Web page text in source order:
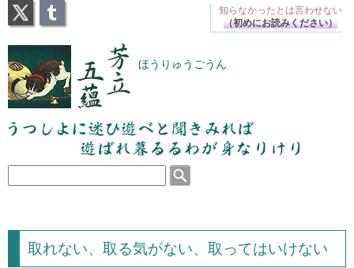
芳立五蘊 ほうりゅうごうん
うつしよに迷ひ遊べと聞きみれば遊ばれ暮るるわが
身なりけり
取れない、取る気がない、取ってはいけない
知らなかったとは言わせない
（初めにお読みください）
X Tumblr